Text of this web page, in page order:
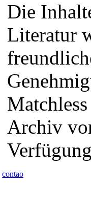
Die
Literatur
Archiv
contao